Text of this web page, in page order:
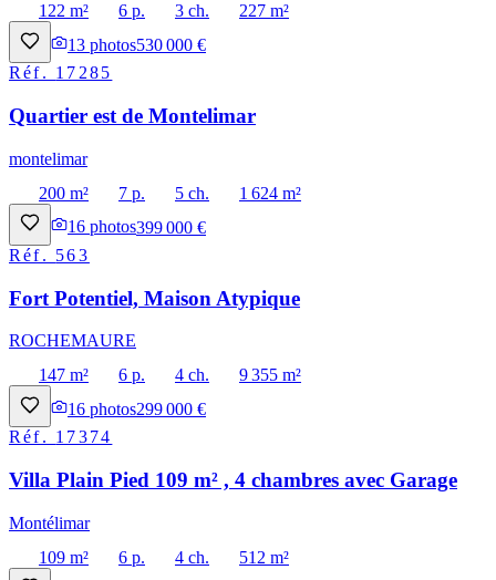
122 m²
6 p. 3 ch.
227 m²
13 photos530 000 €
Réf. 17285
Quartier est de Montelimar
montelimar
200 m²
7 p. 5 ch.
1 624 m²
16 photos399 000 €
Réf. 563
Fort Potentiel, Maison Atypique
ROCHEMAURE
147 m²
6 p. 4 ch.
9 355 m²
16 photos299 000 €
Réf. 17374
Villa Plain Pied 109 m² , 4 chambres avec Garage
Montélimar
109 m²
6 p. 4 ch.
512 m²